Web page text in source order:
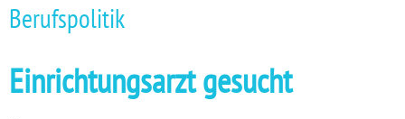
Berufspolitik
Einrichtungsarzt gesucht